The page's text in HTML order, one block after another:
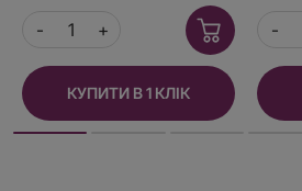
КУПИТИ В 1 КЛІК